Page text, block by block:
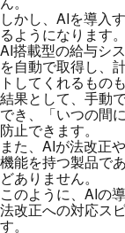
しかし、AIを導入
るようになります。
AI搭載型の給与シ
を自動で取得し、
トしてくれるもの
結果として、手動
でき、「いつの間
防止できます。
また、AIが法改正
機能を持つ製品で
どありません。
このように、AIの
法改正への対応ス
す。